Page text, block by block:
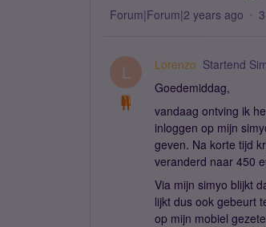
Forum|Forum|2 years ago
L Lorenzo Startend
Goedemiddag,
vandaag ontving ik
inloggen op mijn
geven. Na korte tijd
veranderd naar 450
Via mijn simyo blijkt
lijkt dus ook gebeurt
op mijn mobiel